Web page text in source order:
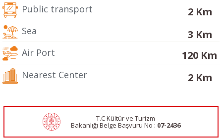
Public transport 2 Km
Sea 3 Km
Air Port 120 Km
Nearest Center 2 Km
T.C Kültür ve Turizm
Bakanlığı Belge Başvuru No : 07-2436